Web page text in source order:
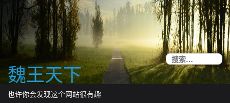
content
魏王天下
也许你会发现这个网站很有趣
搜